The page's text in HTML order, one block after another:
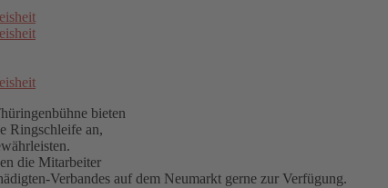
bieten
Ringschleife an,
die Mitarbeiter
Verbandes auf dem Neumarkt gerne zur Verfügung.